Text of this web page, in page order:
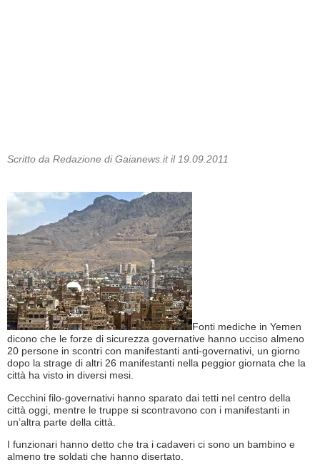
Scritto da Redazione di Gaianews.it il 19.09.2011
Fonti mediche in Yemen
dicono che le forze di sicurezza governative hanno ucciso almeno
20 persone in scontri con manifestanti anti-governativi, un giorno
dopo la strage di altri 26 manifestanti nella peggior giornata che la
città ha visto in diversi mesi.
Cecchini filo-governativi hanno sparato dai tetti nel centro della
città oggi, mentre le truppe si scontravono con i manifestanti in
un’altra parte della città.
I funzionari hanno detto che tra i cadaveri ci sono un bambino e
almeno tre soldati che hanno disertato.